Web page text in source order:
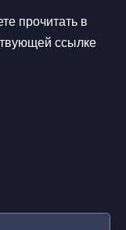
прочитать в
ссылке